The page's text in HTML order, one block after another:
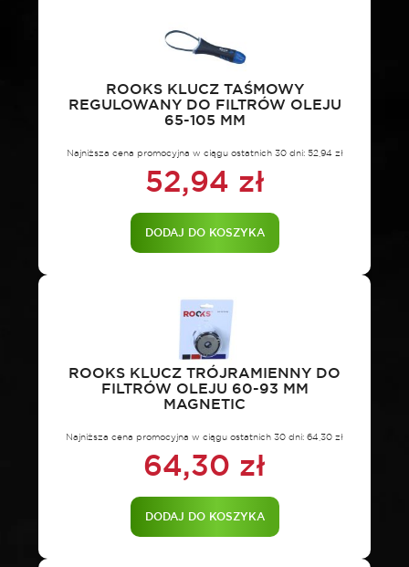
ROOKS KLUCZ TAŚMOWY
REGULOWANY DO FILTRÓW OLEJU
65-105 MM
Najniższa cena promocyjna w ciągu ostatnich 30 dni: 52,94 zł
52,94 zł
DODAJ DO KOSZYKA
ROOKS KLUCZ TRÓJRAMIENNY DO
FILTRÓW OLEJU 60-93 MM
MAGNETIC
Najniższa cena promocyjna w ciągu ostatnich 30 dni: 64,30 zł
64,30 zł
DODAJ DO KOSZYKA